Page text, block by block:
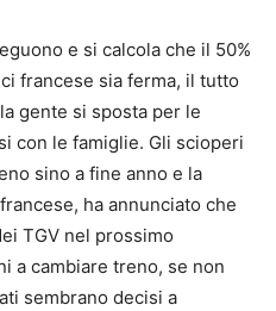
e si calcola che il 50%
francese sia ferma, il tutto
gente si sposta per le
con le famiglie. Gli scioperi
sino a fine anno e la
ha annunciato che
TGV nel prossimo
a cambiare treno, se non
sembrano decisi a